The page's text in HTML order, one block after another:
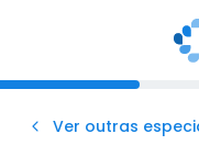
Ver outras